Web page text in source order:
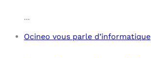
...
Ocineo vous parle d’informatique